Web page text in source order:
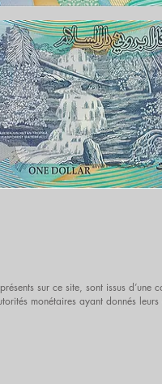
sur ce site, sont issus
monétaires ayant donnés